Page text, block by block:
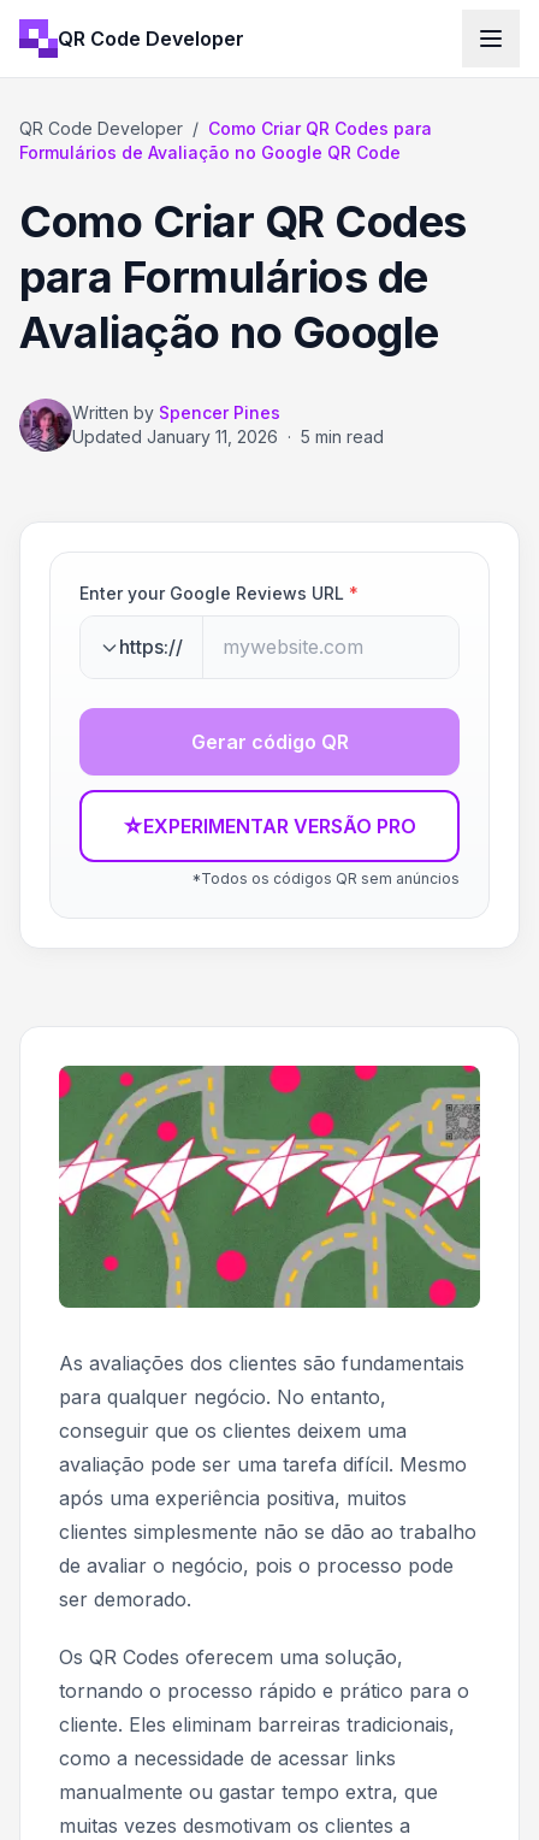
QR Code Developer
QR Code Developer / Como Criar QR Codes para
Formulários de Avaliação no Google QR Code
Como Criar QR Codes
para Formulários de
Avaliação no Google
Written by Spencer Pines
Updated January 11, 2026 · 5 min read
Enter your Google Reviews URL *
https://
Gerar código QR
☆EXPERIMENTAR VERSÃO PRO
*Todos os códigos QR sem anúncios
As avaliações dos clientes são fundamentais
para qualquer negócio. No entanto,
conseguir que os clientes deixem uma
avaliação pode ser uma tarefa difícil. Mesmo
após uma experiência positiva, muitos
clientes simplesmente não se dão ao trabalho
de avaliar o negócio, pois o processo pode
ser demorado.
Os QR Codes oferecem uma solução,
tornando o processo rápido e prático para o
cliente. Eles eliminam barreiras tradicionais,
como a necessidade de acessar links
manualmente ou gastar tempo extra, que
muitas vezes desmotivam os clientes a